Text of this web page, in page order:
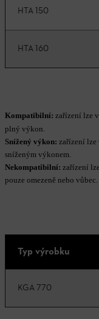
HTA 150
HTA 160
Kompatibilní: zařízení lze
plný výkon.
Snížený výkon: zařízení lze
sníženým výkonem.
Nekompatibilní: zařízení
pouze omezeně nebo vůbec.
Typ výrobku
KGA 770